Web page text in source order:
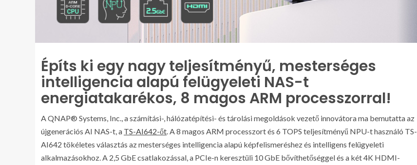
Építs ki egy nagy teljesítményű, mesterséges
intelligencia alapú felügyeleti NAS-t
energiatakarékos, 8 magos ARM processzorral!
A QNAP® Systems, Inc., a számítási-, hálózatépítési- és tárolási megoldások vezető innovátora ma bemutatta az
újgenerációs AI NAS-t, a TS-AI642-őt . A 8 magos ARM processzort és 6 TOPS teljesítményű NPU-t használó TS-
AI642 tökéletes választás az mesterséges intelligencia alapú képfelismeréshez és intelligens felügyeleti
alkalmazásokhoz. A 2,5 GbE csatlakozással, a PCIe-n keresztüli 10 GbE bővíthetőséggel és a két 4K HDMI-